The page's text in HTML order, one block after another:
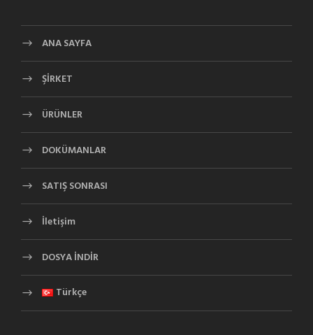
ANA SAYFA
ŞİRKET
ÜRÜNLER
DOKÜMANLAR
SATIŞ SONRASI
İletişim
DOSYA İNDİR
Türkçe